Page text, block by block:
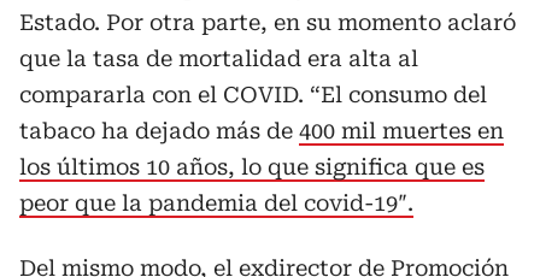
Estado. Por otra parte, en su momento aclaró
que la tasa de mortalidad era alta al
compararla con el COVID. “El consumo del
tabaco ha dejado más de 400 mil muertes en
los últimos 10 años, lo que significa que es
peor que la pandemia del covid-19″.
Del mismo modo, el exdirector de Promoción